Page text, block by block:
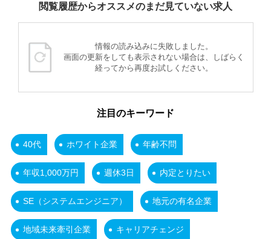
閲覧履歴からオススメのまだ見ていない求人
情報の読み込みに失敗しました。
画面の更新をしても表示されない場合は、しばらく
経ってから再度お試しください。
注目のキーワード
40代 ホワイト企業 年齢不問
年収1,000万円 週休3日 内定とりたい
SE（システムエンジニア） 地元の有名企業
地域未来牽引企業 キャリアチェンジ